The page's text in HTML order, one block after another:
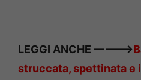
LEGGI ANCHE ———–>
struccata, spettinata e